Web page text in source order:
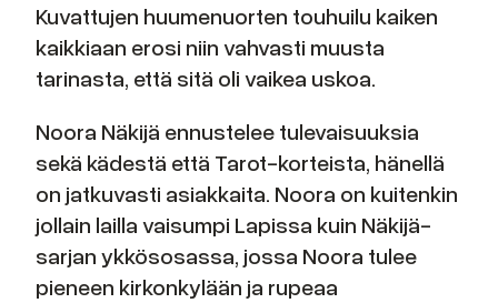
Kuvattujen huumenuorten touhuilu kaiken
kaikkiaan erosi niin vahvasti muusta
tarinasta, että sitä oli vaikea uskoa.
Noora Näkijä ennustelee tulevaisuuksia
sekä kädestä että Tarot-korteista, hänellä
on jatkuvasti asiakkaita. Noora on kuitenkin
jollain lailla vaisumpi Lapissa kuin Näkijä-
sarjan ykkösosassa, jossa Noora tulee
pieneen kirkonkylään ja rupeaa